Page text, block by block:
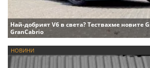
Най-добрият V6 в света? Тествахме новите
GranCabrio
НОВИНИ